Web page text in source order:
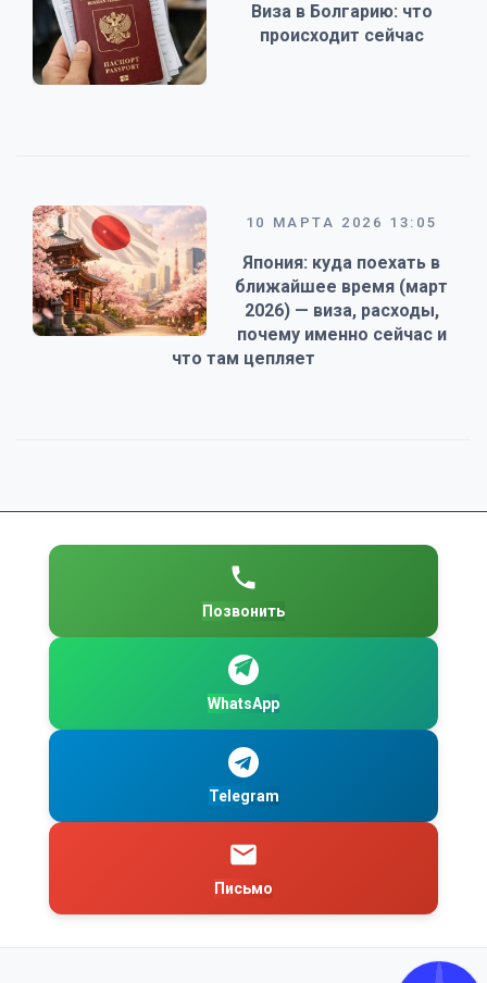
Виза в Болгарию: что
происходит сейчас
10 МАРТА 2026 13:05
Япония: куда поехать в
ближайшее время (март
2026) — виза, расходы,
почему именно сейчас и
что там цепляет
Позвонить
WhatsApp
Telegram
Письмо